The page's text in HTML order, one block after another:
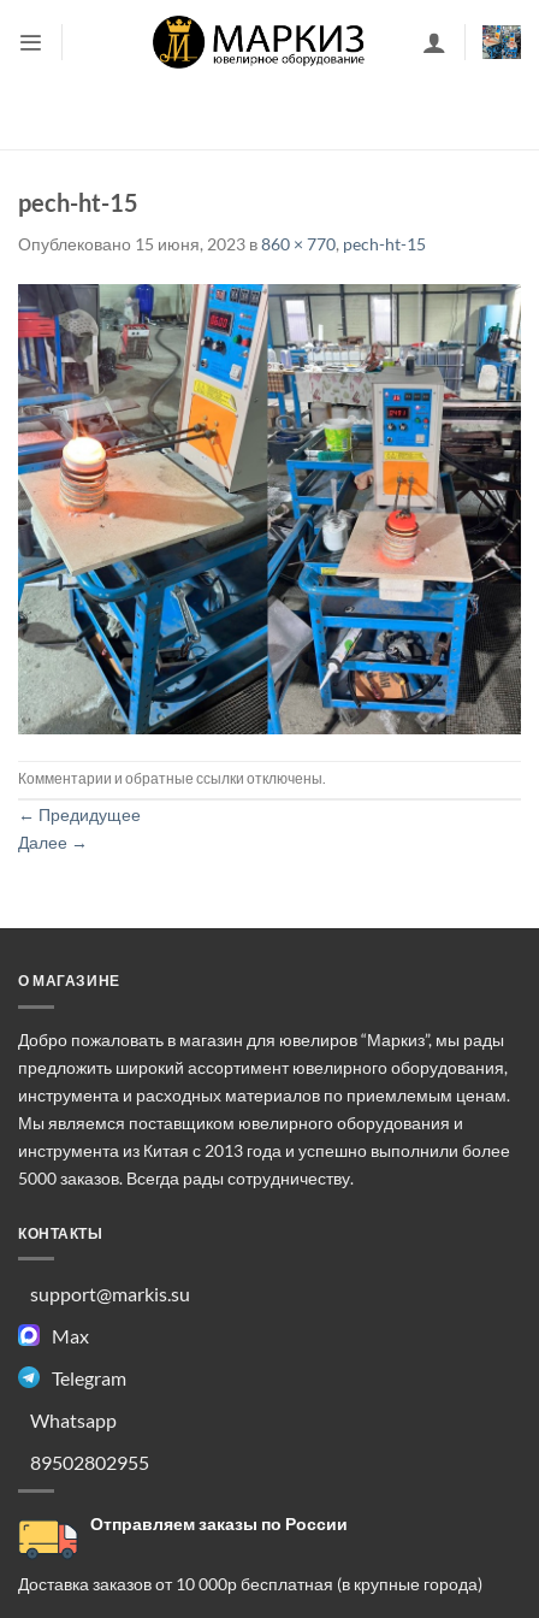
pech-ht-15
Опублековано 15 июня, 2023 в860 × 770, pech-ht-15
Комментарии и обратные ссылки отключены.
← Предидущее
Далее →
О МАГАЗИНЕ
Добро пожаловать в магазин для ювелиров “Маркиз”, мы рады
предложить широкий ассортимент ювелирного оборудования,
инструмента и расходных материалов по приемлемым ценам.
Мы являемся поставщиком ювелирного оборудования и
инструмента из Китая с 2013 года и успешно выполнили более
5000 заказов. Всегда рады сотрудничеству.
КОНТАКТЫ
support@markis.su
Max
Telegram
Whatsapp
89502802955
Отправляем заказы по России
Доставка заказов от 10 000р бесплатная (в крупные города)